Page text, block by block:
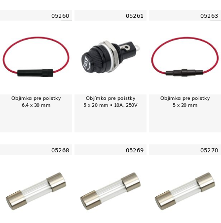
05260
Objímka pre poistky
6,4 x 30 mm
05261
Objímka pre poistky
5 x 20 mm • 10A, 250V
05263
Objímka pre poistky
5 x 20 mm
05268 05269 05270